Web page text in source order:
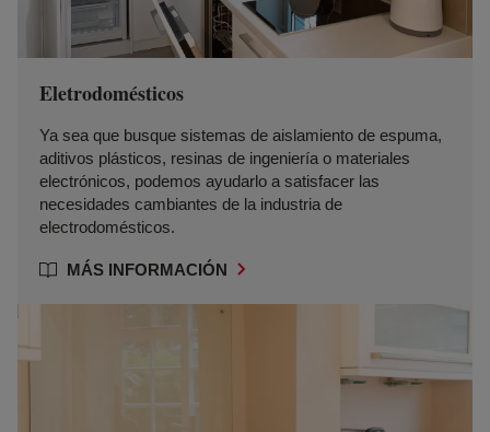
Eletrodomésticos
Ya sea que busque sistemas de aislamiento de espuma,
aditivos plásticos, resinas de ingeniería o materiales
electrónicos, podemos ayudarlo a satisfacer las
necesidades cambiantes de la industria de
electrodomésticos.
MÁS INFORMACIÓN